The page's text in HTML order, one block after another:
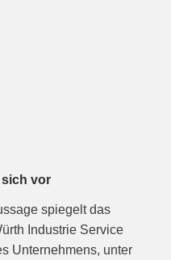
vor
spiegelt das
Industrie Service
Unternehmens, unter